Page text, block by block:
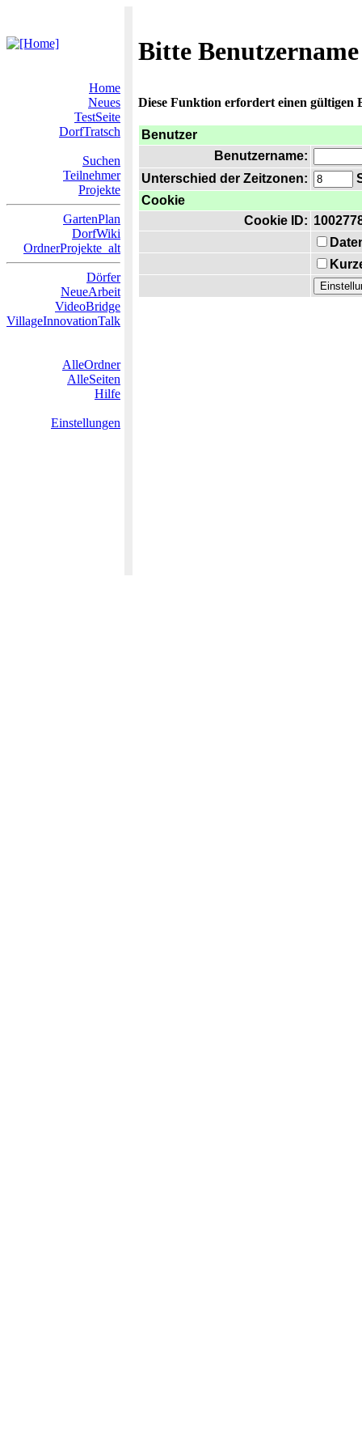
Bitte
Home
Neues
TestSeite
DorfTratsch
Suchen
Teilnehmer
Projekte
GartenPlan
DorfWiki
OrdnerProjekte_alt
Dörfer
NeueArbeit
VideoBridge
VillageInnovationTalk
AlleOrdner
AlleSeiten
Hilfe
Einstellungen
Diese Funktion erfordert einen gültigen
Benutzer
Benutzername:
Unterschied der Zeitzonen:
Cookie
Cookie ID: